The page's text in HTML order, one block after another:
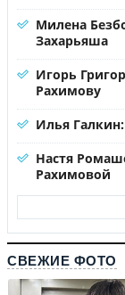
Милена
Захарьяша
Игорь
Рахимову
Илья
Настя
Рахимовой
СВЕЖИЕ ФОТО